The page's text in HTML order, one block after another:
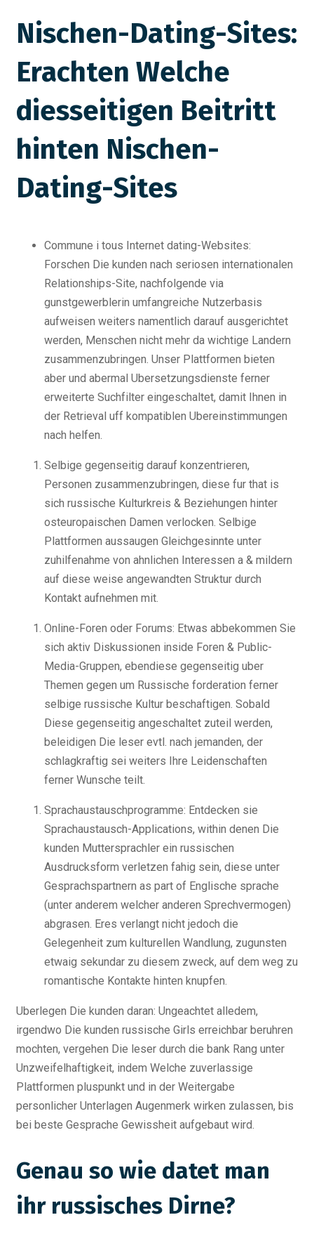
Nischen-Dating-Sites:
Erachten Welche
diesseitigen Beitritt
hinten Nischen-
Dating-Sites
Commune i tous Internet dating-Websites:
Forschen Die kunden nach seriosen internationalen
Relationships-Site, nachfolgende via
gunstgewerblerin umfangreiche Nutzerbasis
aufweisen weiters namentlich darauf ausgerichtet
werden, Menschen nicht mehr da wichtige Landern
zusammenzubringen. Unser Plattformen bieten
aber und abermal Ubersetzungsdienste ferner
erweiterte Suchfilter eingeschaltet, damit Ihnen in
der Retrieval uff kompatiblen Ubereinstimmungen
nach helfen.
Selbige gegenseitig darauf konzentrieren,
Personen zusammenzubringen, diese fur that is
sich russische Kulturkreis & Beziehungen hinter
osteuropaischen Damen verlocken. Selbige
Plattformen aussaugen Gleichgesinnte unter
zuhilfenahme von ahnlichen Interessen a & mildern
auf diese weise angewandten Struktur durch
Kontakt aufnehmen mit.
Online-Foren oder Forums: Etwas abbekommen Sie
sich aktiv Diskussionen inside Foren & Public-
Media-Gruppen, ebendiese gegenseitig uber
Themen gegen um Russische forderation ferner
selbige russische Kultur beschaftigen. Sobald
Diese gegenseitig angeschaltet zuteil werden,
beleidigen Die leser evtl. nach jemanden, der
schlagkraftig sei weiters Ihre Leidenschaften
ferner Wunsche teilt.
Sprachaustauschprogramme: Entdecken sie
Sprachaustausch-Applications, within denen Die
kunden Muttersprachler ein russischen
Ausdrucksform verletzen fahig sein, diese unter
Gesprachspartnern as part of Englische sprache
(unter anderem welcher anderen Sprechvermogen)
abgrasen. Eres verlangt nicht jedoch die
Gelegenheit zum kulturellen Wandlung, zugunsten
etwaig sekundar zu diesem zweck, auf dem weg zu
romantische Kontakte hinten knupfen.
Uberlegen Die kunden daran: Ungeachtet alledem,
irgendwo Die kunden russische Girls erreichbar beruhren
mochten, vergehen Die leser durch die bank Rang unter
Unzweifelhaftigkeit, indem Welche zuverlassige
Plattformen pluspunkt und in der Weitergabe
personlicher Unterlagen Augenmerk wirken zulassen, bis
bei beste Gesprache Gewissheit aufgebaut wird.
Genau so wie datet man
ihr russisches Dirne?